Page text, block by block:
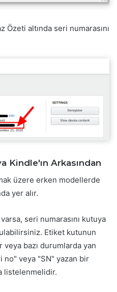
Özeti altında seri numarasını
Kindle'ın Arkasından
üzere erken modellerde
yer alır.
seri numarasını kutuya
Etiket kutunun
veya bazı durumlarda yan
no" veya "SN" yazan bir
listelenmelidir.